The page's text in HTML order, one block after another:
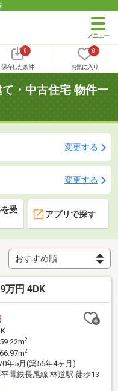
0
保存した条件
0
お気に入り
・中古住宅 物件一
変更する
変更する
受
アプリで探す
万円 4DK
2
2
年5月(築56年4ヶ月)
電鉄長尾線 林道駅 徒歩13